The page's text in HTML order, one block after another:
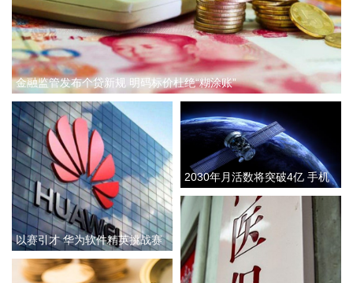
等重点领域建设。此外，在鸿蒙PC产业和国产化计算产业创
新、开源鸿蒙产业和生态构建、数智专业人才培育等方面深化
全方位合作，共同打造“人工智能+”创新策源地与产业新高地。
2026-08-08 09:19:11
近日，上海国投先导公示对上海智微凌峰创业投资合伙企业
（有限合伙）（简称“智微凌峰基金”）的投资。该基金由智微
资本担任管理人，目标规模30亿元。LP阵容汇聚中微公司、澜
起科技等半导体龙头的旗下平台，工业X射线检测领域企业日
联科技的子公司，以及地方国资平台，形成“产业资本+国有资
本”的深度联合。智微凌峰基金以半导体设备、零部件、材料及
先进封装等集成电路核心环节为主攻方向，重点挖掘“卡脖
子”领域的“隐形冠军”。
2026-08-08 09:12:14
金融监管发布个贷新规 明码标价杜绝“糊涂账”
以赛引才 华为软件精英挑战赛
开启
2030年月活数将突破4亿 手机
卫星直连加速向消费端普及